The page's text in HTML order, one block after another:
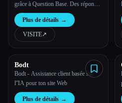
grâce à Question Base. Des réponses
fiables et instantanées à chaque
question au travail
Plus de détails →
VISITE↗︎
Bodt
Bodt - Assistance client basée sur
l''IA pour ton site Web
Plus de détails →